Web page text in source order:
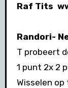
Raf Tits
Randori-
T probeert
1 punt 2x 2
Wisselen op